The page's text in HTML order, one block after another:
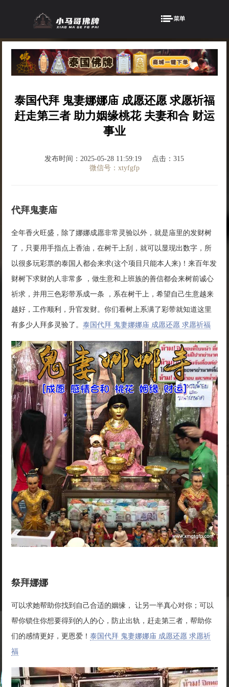
泰国代拜 鬼妻娜娜庙 成愿还愿 求愿祈福
赶走第三者 助力姻缘桃花 夫妻和合 财运
事业
发布时间：2025-05-28 11:59:19
点击：315
微信号：xtyfgfp
代拜鬼妻庙
全年香火旺盛，除了娜娜成愿非常灵验以外，就是庙里的发财树
了，只要用手指点上香油，在树干上刮，就可以显现出数字，所
以很多玩彩票的泰国人都会来求(这个项目只能本人来)！来百年发
财树下求财的人非常多 ，做生意和上班族的善信都会来树前诚心
祈求，并用三色彩带系成一条 ，系在树干上，希望自己生意越来
越好，工作顺利，升官发财。你们看树上系满了彩带就知道这里
有多少人拜多灵验了。泰国代拜 鬼妻娜娜庙 成愿还愿 求愿祈福
祭拜娜娜
可以求她帮助你找到自己合适的姻缘， 让另一半真心对你；可以
帮你锁住你想要得到的人的心，防止出轨，赶走第三者，帮助你
们的感情更好，更恩爱！泰国代拜 鬼妻娜娜庙 成愿还愿 求愿祈
福